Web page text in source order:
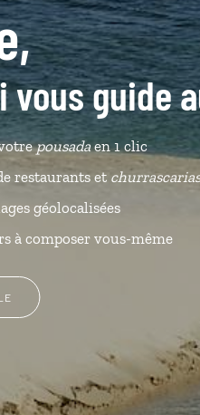
vous guide
pousadaen 1 clic
restaurants et
géolocalisées
à composer vous-même